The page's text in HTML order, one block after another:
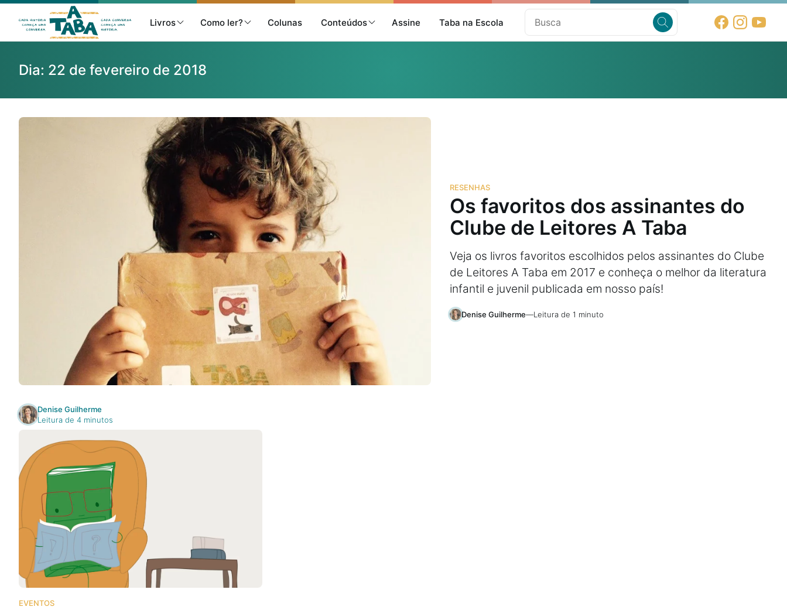
Livros Como ler? Colunas Conteúdos Assine Taba na Escola
Conteúdos
Colecionáveis
Cursos On line
E-Books
Eventos
Podcast
Assine
Dia: 22 de fevereiro de 2018
RESENHAS
Os favoritos dos assinantes do
Clube de Leitores A Taba
Veja os livros favoritos escolhidos pelos assinantes do Clube
de Leitores A Taba em 2017 e conheça o melhor da literatura
infantil e juvenil publicada em nosso país!
Denise Guilherme—Leitura de 1 minuto
Denise Guilherme
Leitura de 4 minutos
EVENTOS